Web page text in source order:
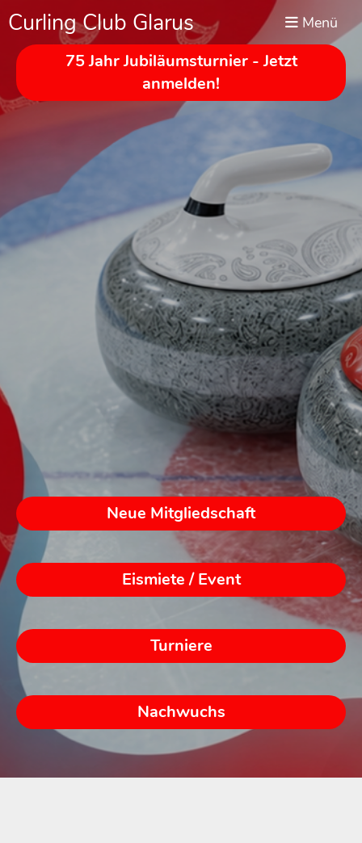
Curling Club Glarus Menü
75 Jahr Jubiläumsturnier - Jetzt
anmelden!
Neue Mitgliedschaft
Eismiete / Event
Turniere
Nachwuchs